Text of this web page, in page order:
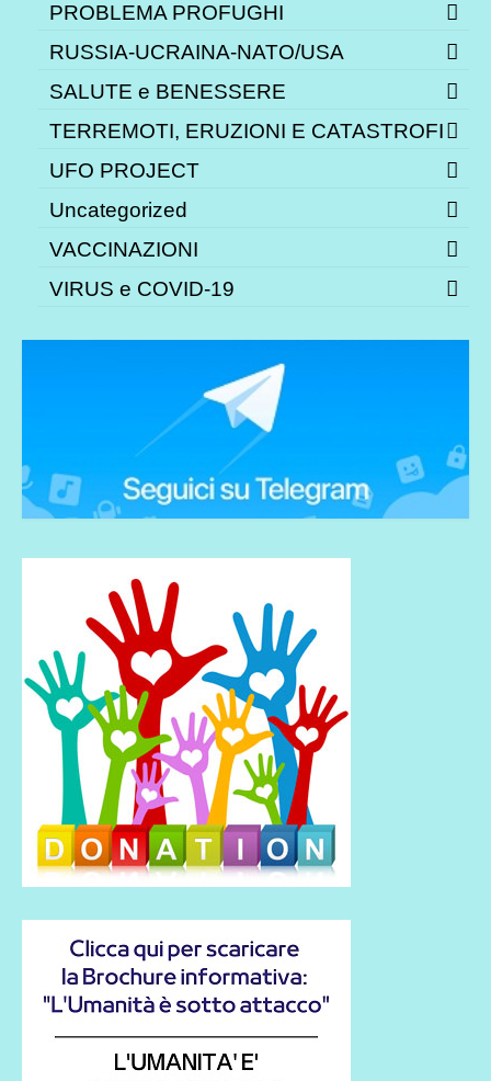
PROBLEMA PROFUGHI
RUSSIA-UCRAINA-NATO/USA
SALUTE e BENESSERE
TERREMOTI, ERUZIONI E CATASTROFI
UFO PROJECT
Uncategorized
VACCINAZIONI
VIRUS e COVID-19